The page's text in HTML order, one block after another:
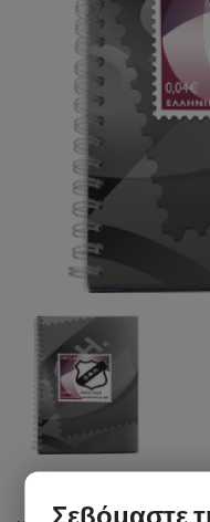
Σεβόμαστε